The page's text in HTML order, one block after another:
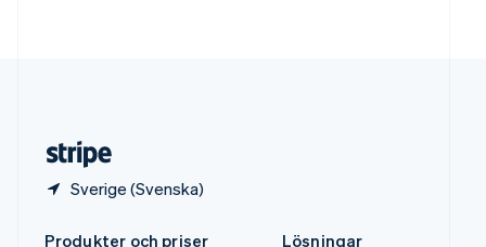
Sverige (Svenska)
Produkter och priser
Lösningar